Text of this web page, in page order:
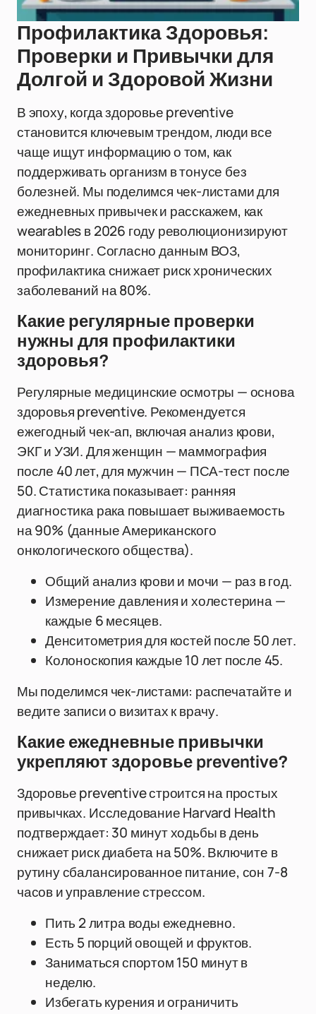
Профилактика Здоровья:
Проверки и Привычки для
Долгой и Здоровой Жизни
В эпоху, когда здоровье preventive
становится ключевым трендом, люди все
чаще ищут информацию о том, как
поддерживать организм в тонусе без
болезней. Мы поделимся чек-листами для
ежедневных привычек и расскажем, как
wearables в 2026 году революционизируют
мониторинг. Согласно данным ВОЗ,
профилактика снижает риск хронических
заболеваний на 80%.
Какие регулярные проверки
нужны для профилактики
здоровья?
Регулярные медицинские осмотры — основа
здоровья preventive. Рекомендуется
ежегодный чек-ап, включая анализ крови,
ЭКГ и УЗИ. Для женщин — маммография
после 40 лет, для мужчин — ПСА-тест после
50. Статистика показывает: ранняя
диагностика рака повышает выживаемость
на 90% (данные Американского
онкологического общества).
Общий анализ крови и мочи — раз в год.
Измерение давления и холестерина —
каждые 6 месяцев.
Денситометрия для костей после 50 лет.
Колоноскопия каждые 10 лет после 45.
Мы поделимся чек-листами: распечатайте и
ведите записи о визитах к врачу.
Какие ежедневные привычки
укрепляют здоровье preventive?
Здоровье preventive строится на простых
привычках. Исследование Harvard Health
подтверждает: 30 минут ходьбы в день
снижает риск диабета на 50%. Включите в
рутину сбалансированное питание, сон 7-8
часов и управление стрессом.
Пить 2 литра воды ежедневно.
Есть 5 порций овощей и фруктов.
Заниматься спортом 150 минут в
неделю.
Избегать курения и ограничить